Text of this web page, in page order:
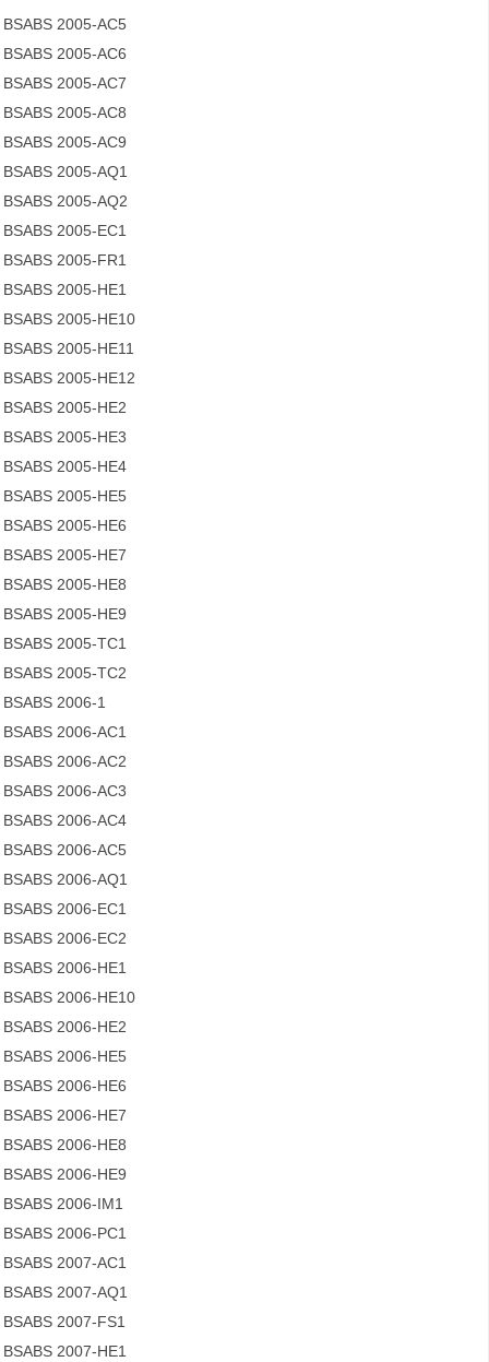
BSABS 2005-AC5
BSABS 2005-AC6
BSABS 2005-AC7
BSABS 2005-AC8
BSABS 2005-AC9
BSABS 2005-AQ1
BSABS 2005-AQ2
BSABS 2005-EC1
BSABS 2005-FR1
BSABS 2005-HE1
BSABS 2005-HE10
BSABS 2005-HE11
BSABS 2005-HE12
BSABS 2005-HE2
BSABS 2005-HE3
BSABS 2005-HE4
BSABS 2005-HE5
BSABS 2005-HE6
BSABS 2005-HE7
BSABS 2005-HE8
BSABS 2005-HE9
BSABS 2005-TC1
BSABS 2005-TC2
BSABS 2006-1
BSABS 2006-AC1
BSABS 2006-AC2
BSABS 2006-AC3
BSABS 2006-AC4
BSABS 2006-AC5
BSABS 2006-AQ1
BSABS 2006-EC1
BSABS 2006-EC2
BSABS 2006-HE1
BSABS 2006-HE10
BSABS 2006-HE2
BSABS 2006-HE5
BSABS 2006-HE6
BSABS 2006-HE7
BSABS 2006-HE8
BSABS 2006-HE9
BSABS 2006-IM1
BSABS 2006-PC1
BSABS 2007-AC1
BSABS 2007-AQ1
BSABS 2007-FS1
BSABS 2007-HE1